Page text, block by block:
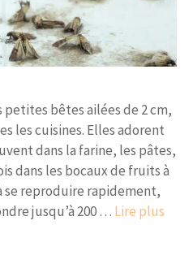
bêtes ailées de 2 cm,
les cuisines. Elles adorent
dans la farine, les pâtes,
dans les bocaux de fruits à
se reproduire rapidement,
jusqu’à 200 … Lire plus